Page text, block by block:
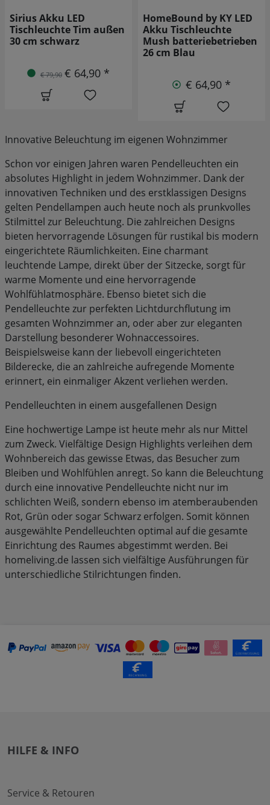
HomeBound by KY LED
Akku Tischleuchte
Mush batteriebetrieben
HomeBound by KY LED
Akku Tischleuchte
Mushie
batteriebetrieben 21 cm
Innovative Beleuchtung im eigenen Wohnzimmer
Schon vor einigen Jahren waren Pendelleuchten ein
absolutes Highlight in jedem Wohnzimmer. Dank der
innovativen Techniken und des erstklassigen Designs
gelten Pendellampen auch heute noch als prunkvolles
Stilmittel zur Beleuchtung. Die zahlreichen Designs
bieten hervorragende Lösungen für rustikal bis modern
eingerichtete Räumlichkeiten. Eine charmant
leuchtende Lampe, direkt über der Sitzecke, sorgt für
warme Momente und eine hervorragende
Wohlfühlatmosphäre. Ebenso bietet sich die
Pendelleuchte zur perfekten Lichtdurchflutung im
gesamten Wohnzimmer an, oder aber zur eleganten
Darstellung besonderer Wohnaccessoires.
Beispielsweise kann der liebevoll eingerichteten
Bilderecke, die an zahlreiche aufregende Momente
erinnert, ein einmaliger Akzent verliehen werden.
Pendelleuchten in einem ausgefallenen Design
Eine hochwertige Lampe ist heute mehr als nur Mittel
zum Zweck. Vielfältige Design Highlights verleihen dem
Wohnbereich das gewisse Etwas, das Besucher zum
Bleiben und Wohlfühlen anregt. So kann die Beleuchtung
durch eine innovative Pendelleuchte nicht nur im
schlichten Weiß, sondern ebenso im atemberaubenden
Rot, Grün oder sogar Schwarz erfolgen. Somit können
ausgewählte Pendelleuchten optimal auf die gesamte
Einrichtung des Raumes abgestimmt werden. Bei
homeliving.de lassen sich vielfältige Ausführungen für
unterschiedliche Stilrichtungen finden.
HILFE & INFO
Service & Retouren